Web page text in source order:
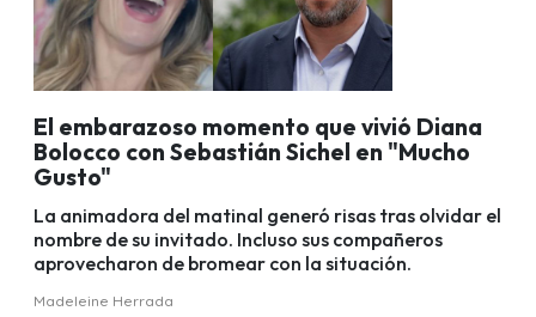
El embarazoso momento que vivió Diana
Bolocco con Sebastián Sichel en "Mucho
Gusto"
La animadora del matinal generó risas tras olvidar el
nombre de su invitado. Incluso sus compañeros
aprovecharon de bromear con la situación.
Madeleine Herrada